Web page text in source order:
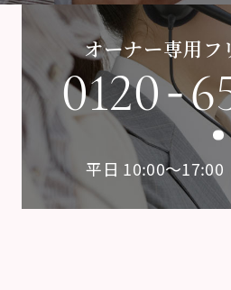
オーナー専用フ
0120-
平日 10:00〜17:00